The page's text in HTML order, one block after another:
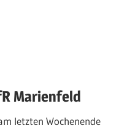
Marienfeld
letzten Wochenende